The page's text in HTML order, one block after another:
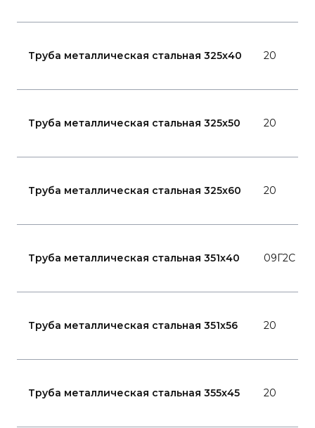
Труба металлическая стальная 325x40 20
Труба металлическая стальная 325x50 20
Труба металлическая стальная 325x60 20
Труба металлическая стальная 351x40 09Г2С
Труба металлическая стальная 351x56 20
Труба металлическая стальная 355x45 20